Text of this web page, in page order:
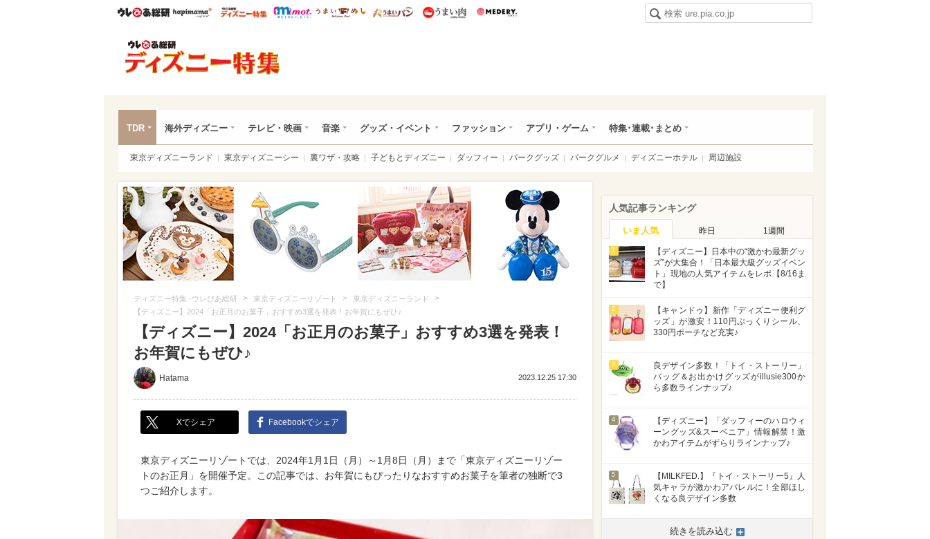
ウレぴあ総研ハピママ* ウレぴあ総研 ディズニー特集
mimot. うまいめし うまいパン うまい肉
TDR 海外ディズニー テレビ・映画 音楽 グッズ・イベント ファッション アプリ・ゲーム 特集･連載･まとめ
東京ディズニーランド 東京ディズニーシー 裏ワザ・攻略 子どもとディズニー ダッフィー パークグッズ パークグルメ ディズニーホテル 周辺施設
ディズニー特集 -ウレぴあ総研 > 東京ディズニーリゾート > 東京ディズニーランド >
【ディズニー】2024「お正月のお菓子」おすすめ3選を発表！お年賀にもぜひ♪
【ディズニー】2024「お正月のお菓子」おすすめ3選を発表！
お年賀にもぜひ♪
Hatama 2023.12.25 17:30
Xでシェア Facebookでシェア
東京ディズニーリゾートでは、2024年1月1日（月）～1月8日（月）まで「東京ディズニーリゾー
トのお正月」を開催予定。この記事では、お年賀にもぴったりなおすすめお菓子を筆者の独断で3
つご紹介します。
人気記事ランキング
いま人気 昨日 1週間
1
【ディズニー】日本中の“激かわ最新グッ
ズ”が大集合！「日本最大級グッズイベン
ト」現地の人気アイテムをレポ【8/16ま
で】
2
【キャンドゥ】新作「ディズニー便利グ
ッズ」が激安！110円ぷっくりシール、
330円ポーチなど充実♪
3
良デザイン多数！「トイ・ストーリー」
バッグ＆お出かけグッズがillusie300か
ら多数ラインナップ♪
4
【ディズニー】「ダッフィーのハロウィ
ーングッズ&スーベニア」情報解禁！激
かわアイテムがずらりラインナップ♪
5
【MILKFED.】『トイ・ストーリー5』人
気キャラが激かわアパレルに！全部ほし
くなる良デザイン多数
続きを読み込む